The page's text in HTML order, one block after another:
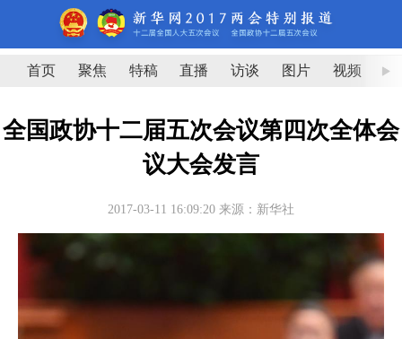
首页 聚焦 特稿 直播 访谈 图片 视频 图
全国政协十二届五次会议第四次全体会
议大会发言
2017-03-11 16:09:20 来源：新华社